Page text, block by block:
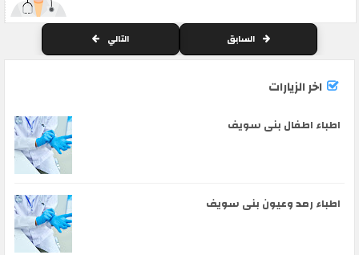
السابق التالي
اخر الزيارات
اطباء اطفال بنى سويف
اطباء رمد وعيون بنى سويف